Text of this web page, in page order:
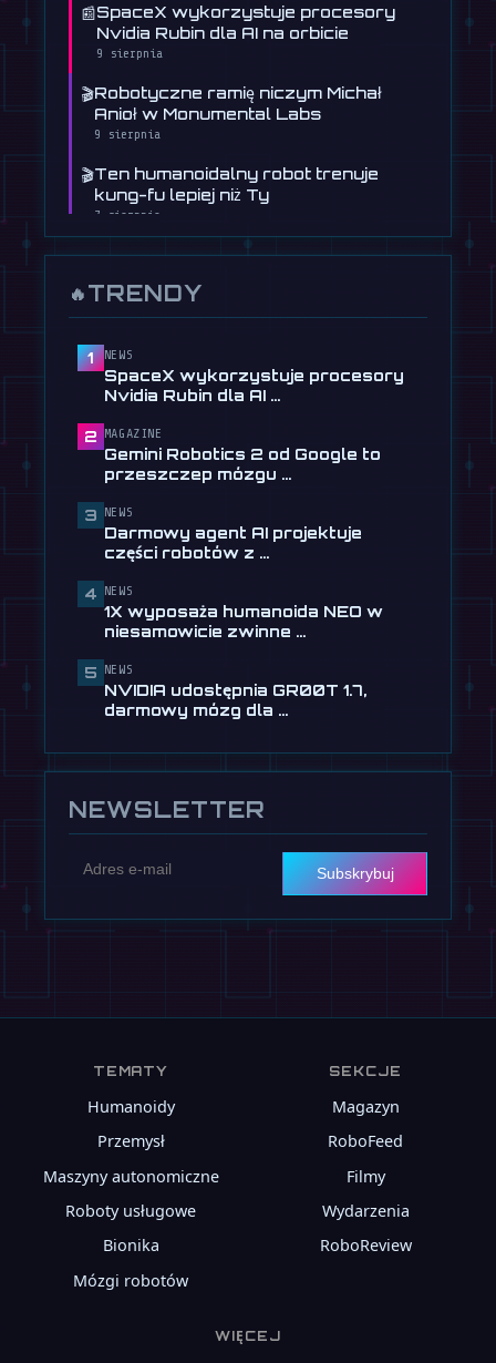
📰SpaceX wykorzystuje procesory
Nvidia Rubin dla AI na orbicie
9 sierpnia
🎬Robotyczne ramię niczym Michał
Anioł w Monumental Labs
9 sierpnia
🎬Ten humanoidalny robot trenuje
kung-fu lepiej niż Ty
7 sierpnia
🎬Humanoid Booster Robotics strzela
5 sierpnia
prowadzić samochód
30 lipca
robotów z opisów …
28 lipca
📰
sprzątanie humanoidalne za 30
USD w …
28 lipca
📰1X wyposaża humanoida NEO w
niesamowicie zwinne dłonie
24 lipca
🔥 TRENDY
1 NEWS
SpaceX wykorzystuje procesory
Nvidia Rubin dla AI …
2 MAGAZINE
Gemini Robotics 2 od Google to
przeszczep mózgu …
3 NEWS
Darmowy agent AI projektuje
części robotów z …
4 NEWS
1X wyposaża humanoida NEO w
niesamowicie zwinne …
5 NEWS
NVIDIA udostępnia GR00T 1.7,
darmowy mózg dla …
NEWSLETTER
Subskrybuj
TEMATY
Humanoidy
Przemysł
Maszyny autonomiczne
Roboty usługowe
Bionika
Mózgi robotów
SEKCJE
Magazyn
RoboFeed
Filmy
Wydarzenia
RoboReview
WIĘCEJ